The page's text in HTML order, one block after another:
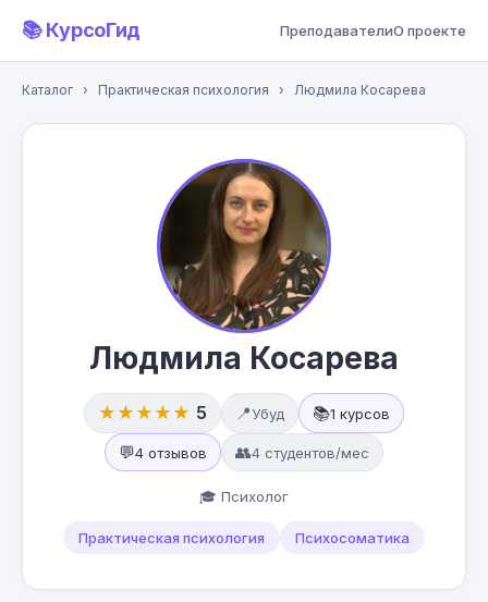
📚 КурсоГид ПреподавателиО проекте
Каталог › Практическая психология › Людмила Косарева
Людмила Косарева
★★★★★ 5 📍Убуд 📚1 курсов
💬4 отзывов 👥4 студентов/мес
🎓 Психолог
Практическая психология Психосоматика